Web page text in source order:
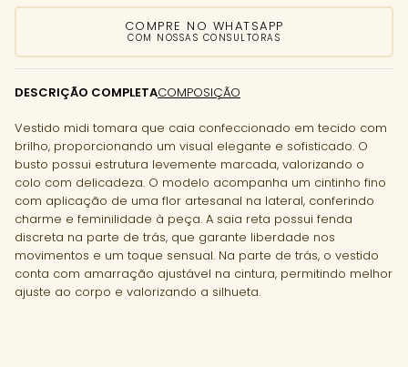
COMPRE NO WHATSAPP
COM NOSSAS CONSULTORAS
DESCRIÇÃO COMPLETACOMPOSIÇÃO
Vestido midi tomara que caia confeccionado em tecido com
brilho, proporcionando um visual elegante e sofisticado. O
busto possui estrutura levemente marcada, valorizando o
colo com delicadeza. O modelo acompanha um cintinho fino
com aplicação de uma flor artesanal na lateral, conferindo
charme e feminilidade à peça. A saia reta possui fenda
discreta na parte de trás, que garante liberdade nos
movimentos e um toque sensual. Na parte de trás, o vestido
conta com amarração ajustável na cintura, permitindo melhor
ajuste ao corpo e valorizando a silhueta.